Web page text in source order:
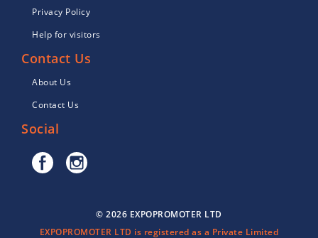
Privacy Policy
Help for visitors
Contact Us
About Us
Contact Us
Social
© 2026 EXPOPROMOTER LTD
EXPOPROMOTER LTD is registered as a Private Limited